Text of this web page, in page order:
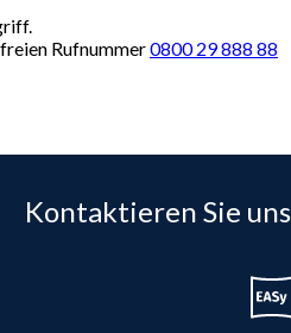
Rufnummer0800 29 888 88
Kontaktieren Sie